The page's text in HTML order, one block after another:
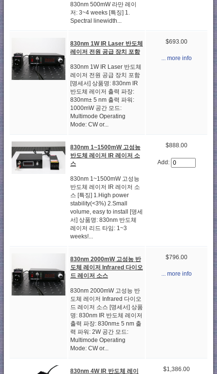
830nm 500mW 라만 레이
저: 3~4 weeks [특징] 1.
Spectral linewidth...
830nm 1W IR Laser 반도체
레이저 전원 공급 장치 포함
830nm 1W IR Laser 반도체
레이저 전원 공급 장치 포함
[명세서] 상품명: 830nm IR
반도체 레이저 출력 파장:
830nm± 5 nm 출력 파워:
1000mW 공간 모드:
Multimode Operating
Mode: CW or...
$693.00
... more info
830nm 1~1500mW 고성능
반도체 레이저 IR 레이저 소
스
830nm 1~1500mW 고성능
반도체 레이저 IR 레이저 소
스 [특징] 1.High power
stability(<3%) 2.Small
volume, easy to install [명세
서] 상품명: 830nm 반도체
레이저 리드 타임: 1~3
weeks!...
$888.00
Add:
830nm 2000mW 고성능 반
도체 레이저 Infrared 다이오
드 레이저 소스
830nm 2000mW 고성능 반
도체 레이저 Infrared 다이오
드 레이저 소스 [명세서] 상품
명: 830nm IR 반도체 레이저
출력 파장: 830nm± 5 nm 출
력 파워: 2W 공간 모드:
Multimode Operating
Mode: CW or...
$796.00
... more info
830nm 4W IR 반도체 레이 $1,386.00